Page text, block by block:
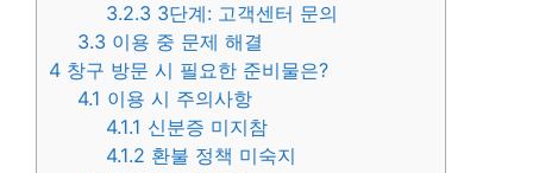
3.2.3 3단계: 고객센터 문의
3.3 이용 중 문제 해결
4 창구 방문 시 필요한 준비물은?
4.1 이용 시 주의사항
4.1.1 신분증 미지참
4.1.2 환불 정책 미숙지